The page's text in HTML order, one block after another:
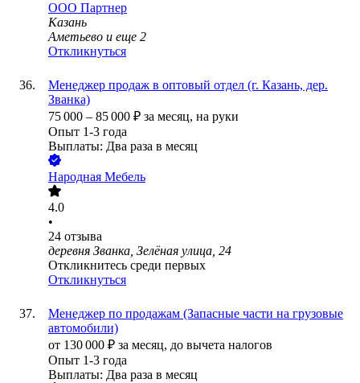
ООО Партнер
Казань
Аметьево и еще 2
Откликнуться
Менеджер продаж в оптовый отдел (г. Казань, дер.
Званка)
75 000 – 85 000 ₽ за месяц, на руки
Опыт 1-3 года
Выплаты: Два раза в месяц
Народная Мебель
4.0
•
24 отзыва
деревня Званка, Зелёная улица, 24
Откликнитесь среди первых
Откликнуться
Менеджер по продажам (Запасные части на грузовые
автомобили)
от 130 000 ₽ за месяц, до вычета налогов
Опыт 1-3 года
Выплаты: Два раза в месяц